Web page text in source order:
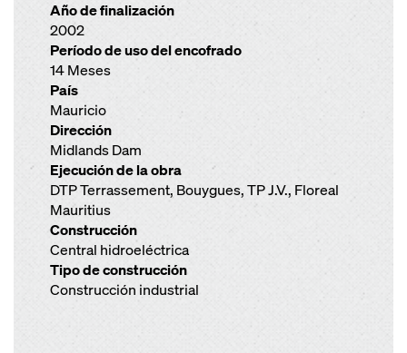
Año de finalización
2002
Período de uso del encofrado
14 Meses
País
Mauricio
Dirección
Midlands Dam
Ejecución de la obra
DTP Terrassement, Bouygues, TP J.V., Floreal
Mauritius
Construcción
Central hidroeléctrica
Tipo de construcción
Construcción industrial